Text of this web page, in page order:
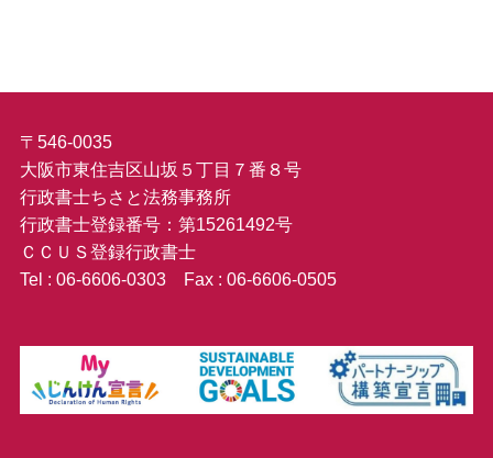
〒546-0035
大阪市東住吉区山坂５丁目７番８号
行政書士ちさと法務事務所
行政書士登録番号：第15261492号
ＣＣＵＳ登録行政書士
Tel : 06-6606-0303 Fax : 06-6606-0505